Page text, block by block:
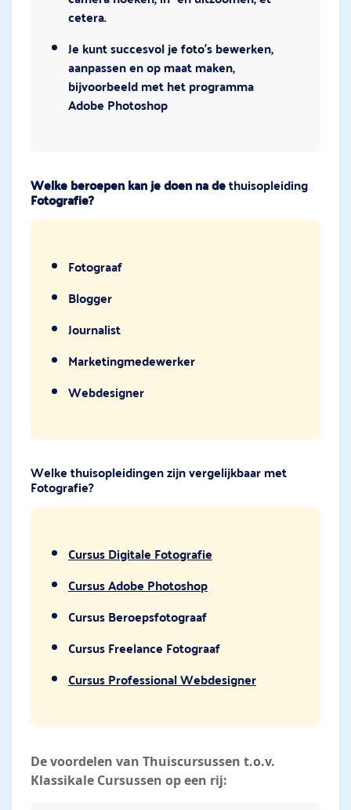
cetera.
Je kunt succesvol je foto’s bewerken,
aanpassen en op maat maken,
bijvoorbeeld met het programma
Adobe Photoshop
Welke beroepen kan je doen na dethuisopleiding
Fotografie?
Fotograaf
Blogger
Journalist
Marketingmedewerker
Webdesigner
Welke thuisopleidingen zijn vergelijkbaar met
Fotografie?
Cursus Digitale Fotografie
Cursus Adobe Photoshop
Cursus Beroepsfotograaf
Cursus Freelance Fotograaf
Cursus Professional Webdesigner
De voordelen van Thuiscursussen t.o.v.
Klassikale Cursussen op een rij: